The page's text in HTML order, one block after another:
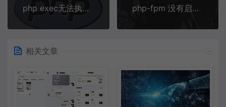
php exec无法执行怎么办
php-fpm 没有启动脚本怎么办
相关文章